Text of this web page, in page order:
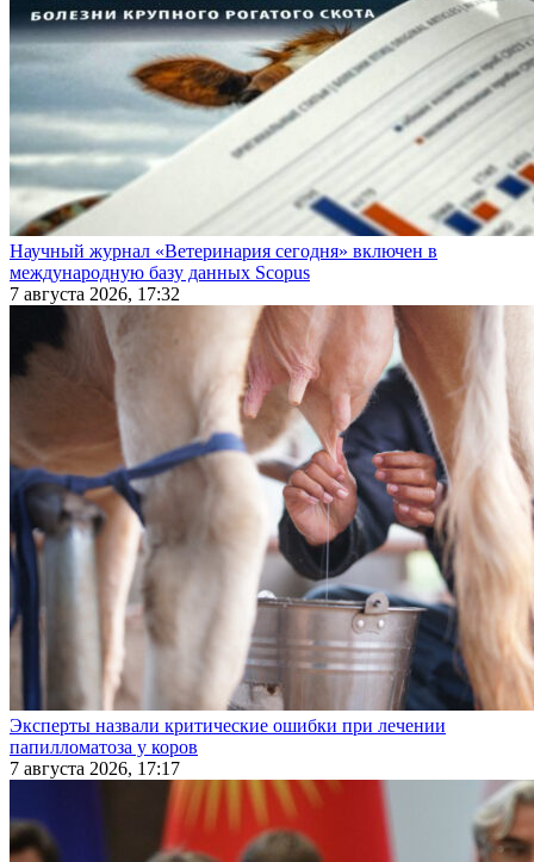
Научный журнал «Ветеринария сегодня» включен в
международную базу данных Scopus
7 августа 2026, 17:32
Эксперты назвали критические ошибки при лечении
папилломатоза у коров
7 августа 2026, 17:17